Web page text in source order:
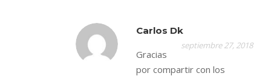
Carlos Dk
septiembre 27, 2018
Gracias
por compartir con los